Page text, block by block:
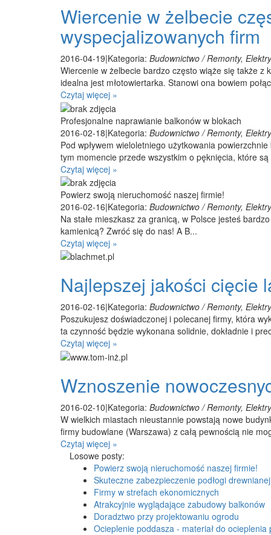
Wiercenie w żelbecie
wyspecjalizowanych firm
2016-04-19|Kategoria: Budownictwo / Remonty,
Wiercenie w żelbecie bardzo często wiąże się także
idealna jest młotowiertarka. Stanowi ona bowiem
Czytaj więcej »
Profesjonalne naprawianie balkonów w blokach
2016-02-18|Kategoria: Budownictwo / Remonty,
Pod wpływem wieloletniego użytkowania
tym momencie przede wszystkim o pęknięcia, które
Czytaj więcej »
Powierz swoją nieruchomość naszej firmie!
2016-02-16|Kategoria: Budownictwo / Remonty,
Na stałe mieszkasz za granicą, w Polsce jesteś
kamienicą? Zwróć się do nas! A B...
Czytaj więcej »
Najlepszej jakości cięcie
2016-02-16|Kategoria: Budownictwo / Remonty,
Poszukujesz doświadczonej i polecanej firmy, która
ta czynność będzie wykonana solidnie, dokładnie i
Czytaj więcej »
Wznoszenie
2016-02-10|Kategoria: Budownictwo / Remonty,
W wielkich miastach nieustannie powstają nowe
firmy budowlane (Warszawa) z całą pewnością nie
Czytaj więcej »
Losowe posty:
Powierz swoją nieruchomość naszej firmie!
Skuteczne zabezpieczenie podłogi drewnianej
Firmy w strefach ekonomicznych
Atrakcyjnie wyglądające zabudowy balkonów
Doradztwo przy projektowaniu ogrodu
Ocieplenie poddasza - materiał do ocieplenia